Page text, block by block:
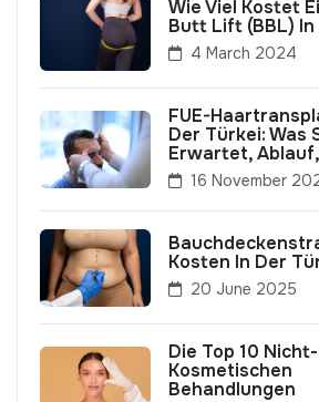
Wie Viel Kostet
Butt Lift (BBL)
4 March 2024
FUE-
Der Türkei: Was
Erwartet,
16 November
Kosten In Der
20 June 2025
Die Top 10
Kosmetischen
Behandlungen